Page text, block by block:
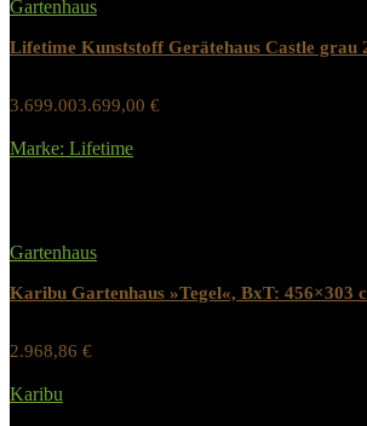
Gartenhaus
Lifetime Kunststoff Gerätehaus Castle grau
3.699.003.699,00 €
Marke: Lifetime
Gartenhaus
Karibu Gartenhaus »Tegel«, BxT: 456×303
2.968,86 €
Karibu